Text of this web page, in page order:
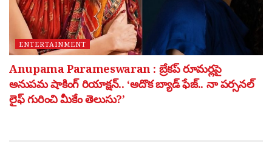
ENTERTAINMENT
Anupama Parameswaran : బ్రేకప్ రూమర్లపై
అనుపమ షాకింగ్ రియాక్షన్.. ‘అదొక బ్యాడ్ ఫేజ్.. నా పర్సనల్
లైఫ్ గురించి మీకేం తెలుసు?’